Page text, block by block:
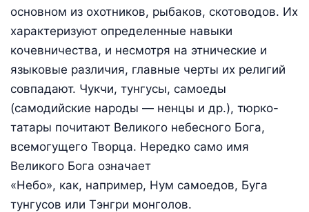
основном из охотников, рыбаков, скотоводов. Их
характеризуют определенные навыки
кочевничества, и несмотря на этнические и
языковые различия, главные черты их религий
совпадают. Чукчи, тунгусы, самоеды
(самодийские народы — ненцы и др.), тюрко-
татары почитают Великого небесного Бога,
всемогущего Творца. Нередко само имя
Великого Бога означает
«Небо», как, например, Нум самоедов, Буга
тунгусов или Тэнгри монголов.